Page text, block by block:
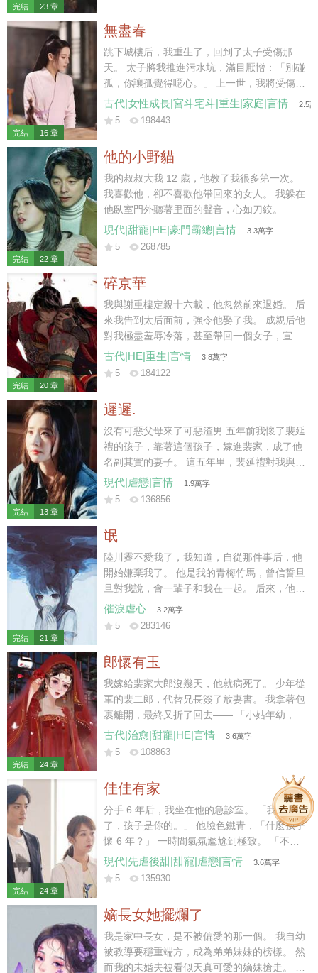
完結 23 章
于是他便每天最後一秒踏入家門，絕不會多一
分一秒。 童潔走上前，按照往常那樣幫他把脫
下的西服掛起來，“飯菜已經準備好了，我去給
你熱一下。” 莫紹謙按照合約約定，側臉親了
她一口，神色卻是一如既往的淡漠，“你每天這
樣惺惺作態不累？每天做這些，明知道我也不
會吃。” 說罷，他從口袋裏掏出一個盒子，扔
物。” “前天。”童潔道。 “什麼？”莫紹謙皺眉。
“結婚紀念日，是前天。” 他每一年都會按照合
約上所約定的給她帶禮物，但每一年也都會記
錯，而且…… 每次帶的禮物，都是她並不喜歡
的。 星星的項鏈，月亮的吊墜。 多諷刺，他
心裏的那個人，就叫童星月。 雖然已經和她結
了婚，但他無時無刻都會用各種各種的方式提
婚姻的，我接受你所有的要求，但我不愛你，
甚至，憎惡你。
完結 16 章
無盡春
跳下城樓后，我重生了，回到了太子受傷那
天。 太子將我推進污水坑，滿目厭憎：「別碰
孤，你讓孤覺得噁心。」 上一世，我將受傷的
蕭澤背出荒野，得到皇上賜婚，成了太子妃。
不料，我愛他如命，他卻厭我入骨，大婚第三
白，他的心是捂不熱的，但一切都晚了。 我只
能含恨跳了城樓。 這一世…… 我看著身受重
傷，卻把我推開，不許我靠近的蕭澤。 冷冷地
笑了。 那你就，在這兒等死吧。
古代|女性成長|宮斗宅斗|重生|家庭|言情 2.5
5 198443
完結 22 章
他的小野貓
我的叔叔大我 12 歲，他教了我很多第一次。
我喜歡他，卻不喜歡他帶回來的女人。 我躲在
他臥室門外聽著里面的聲音，心如刀絞。
現代|甜寵|HE|豪門霸總|言情 3.3萬字
5 268785
完結 20 章
碎京華
我與謝重樓定親十六載，他忽然前來退婚。 后
來我告到太后面前，強令他娶了我。 成親后他
對我極盡羞辱冷落，甚至帶回一個女子，宣布
要休妻再娶。 那時我陸家已然式微，連太后也
不肯再替我做主。 可我一身烈骨，哪里受得住
前。
古代|HE|重生|言情 3.8萬字
5 184122
完結 13 章
遲遲.
沒有可惡父母來了可惡渣男 五年前我懷了裴延
禮的孩子，靠著這個孩子，嫁進裴家，成了他
名副其實的妻子。 這五年里，裴延禮對我與孩
子不聞不問，冷淡至極。 三天前，我與他的孩
子意外遭遇車禍而亡，他與白月光遠赴西利，
現代|虐戀|言情 1.9萬字
5 136856
完結 21 章
氓
陸川霽不愛我了，我知道，自從那件事后，他
開始嫌棄我了。 他是我的青梅竹馬，曾信誓旦
旦對我說，會一輩子和我在一起。 后來，他遇
見另一個干凈明媚的女孩子。 「薇薇，我一直
拿你當妹妹看的。」
催淚虐心 3.2萬字
5 283146
完結 24 章
郎懷有玉
我嫁給裴家大郎沒幾天，他就病死了。 少年從
軍的裴二郎，代替兄長簽了放妻書。 我拿著包
裹離開，最終又折了回去—— 「小姑年幼，太
母也需人照顧，放妻書我先收著，二叔且放心
去軍營，待日后咱們都安頓下了，我再離開不
二郎成了將軍，我在縣城賣豆花。 街上有個姓
陳的秀才待我甚好，我便跟回家省親的二郎商
議，想要嫁給秀才。 「二叔放心，秀才說了，
成了親咱們還是一家人，我可以繼續做營生，
還能照顧小姑……」 話說到最后，二郎的臉越
來越冷，我的聲音越來越低。 裴家二郎雖生得
好，卻少有惡名，且年少從軍，性情桀驁。 聽
自嫁入裴家，心底便有些怵他，直到他將我堵
在廚房，抱坐在灶臺，在我耳邊低聲哄道——
「想嫁人了？我比那秀才強多了，你試
試……」
古代|治愈|甜寵|HE|言情 3.6萬字
5 108863
完結 24 章
佳佳有家
分手 6 年后，我坐在他的急診室。 「我懷孕
了，孩子是你的。」 他臉色鐵青，「什麼孩子
懷 6 年？」 一時間氣氛尷尬到極致。 「不
認？」 「你覺得我會接盤？」他反問我。 我
沉默幾秒，「行，那我去給他找個爹。」 九個
現代|先虐後甜|甜寵|虐戀|言情 3.6萬字
5 135930
嫡長女她擺爛了
我是家中長女，是不被偏愛的那一個。 我自幼
被教導要穩重端方，成為弟弟妹妹的榜樣。 然
而我的未婚夫被看似天真可愛的嫡妹搶走。 弟